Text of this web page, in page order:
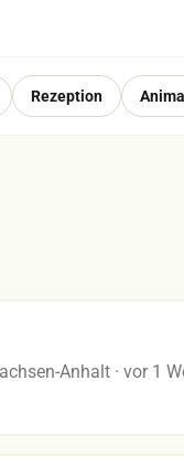
Rezeption
Anhalt · vor 1